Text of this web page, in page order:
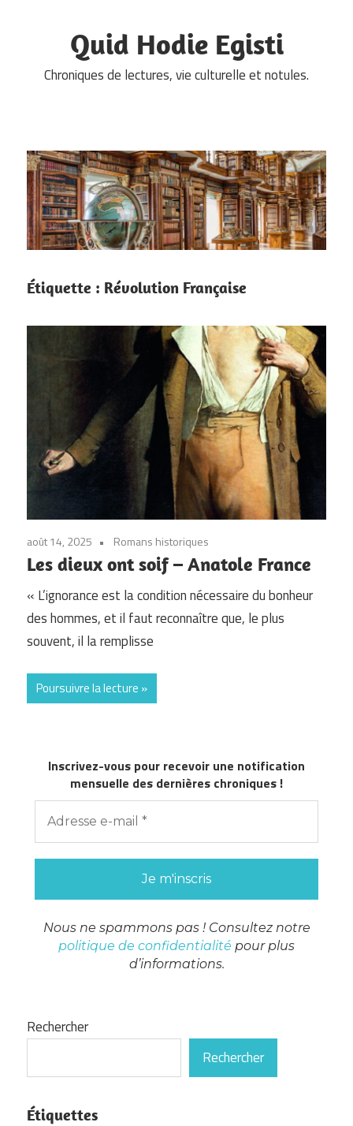
Quid Hodie Egisti
Chroniques de lectures, vie culturelle et notules.
Étiquette : Révolution Française
août 14, 2025 Romans historiques
Les dieux ont soif – Anatole France
« L’ignorance est la condition nécessaire du bonheur
des hommes, et il faut reconnaître que, le plus
souvent, il la remplisse
Poursuivre la lecture
Inscrivez-vous pour recevoir une notification
mensuelle des dernières chroniques !
Nous ne spammons pas ! Consultez notre
politique de confidentialité pour plus
d’informations.
Rechercher
Rechercher
Étiquettes